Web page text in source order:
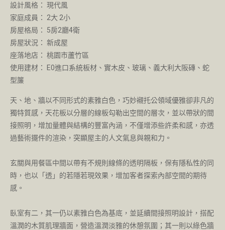
設計風格： 現代風
家庭成員： 2大 2小
房屋格局： 5房2廳4衛
房屋狀況： 新成屋
座落地店： 桃園市蘆竹區
使用建材： E0進口系統板材、實木皮、玻璃、義大利大阪磚、蛇
型簾
天、地、牆以不同形式的素雅白色，巧妙襯托公領域優雅卻非凡的
獨特質感，天花板以分層的線板勾勒出空間的層次，並以帶狀的間
接照明，增加量體與結構的豐富內涵，不僅增添些許柔和感，亦透
過藝術擺件的渲染，突顯屋主的人文氣息與親和力。
玄關與用餐區中間以帶有不規則線條的透明隔板，保有隱私性的同
時，也以「透」的若隱若現效果，增加客者探索內部空間的期待
感。
臥室有二，其一仍以素雅白色為基底，並延續間接照明設計，搭配
溫潤的木質肌理牆面，營造溫潤淡雅的休憩氛圍；其一則以綠色牆